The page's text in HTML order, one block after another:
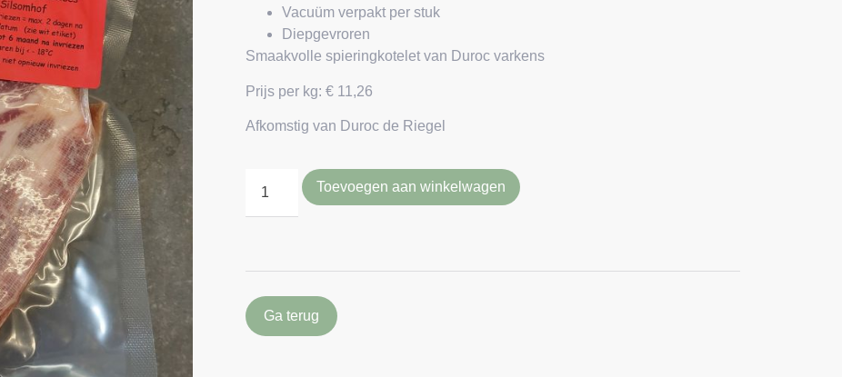
Vacuüm verpakt per stuk
Diepgevroren
Smaakvolle spieringkotelet van Duroc varkens
Prijs per kg: € 11,26
Afkomstig van Duroc de Riegel
Toevoegen aan winkelwagen
Ga terug